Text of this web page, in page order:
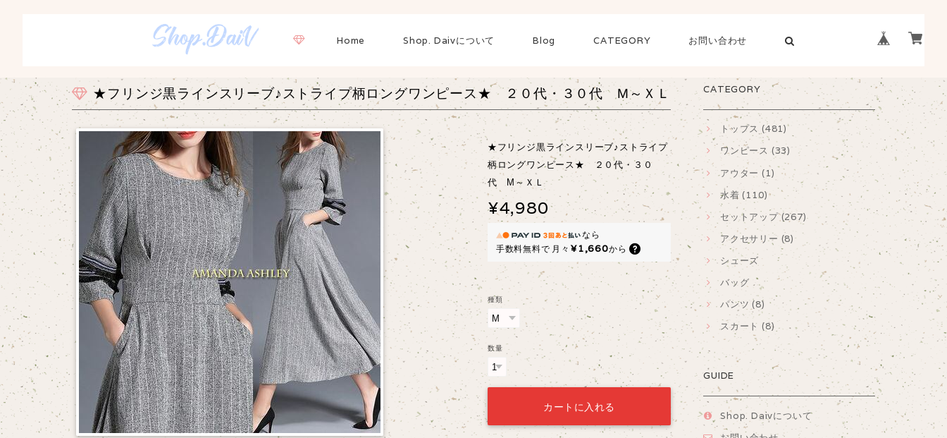
Home Shop. Daivについて Blog CATEGORY お問い合わせ
★フリンジ黒ラインスリーブ♪ストライプ柄ロングワンピース★ ２０代・３０代 М～ＸＬ
★フリンジ黒ラインスリーブ♪ストライプ
柄ロングワンピース★ ２０代・３０
代 М～ＸＬ
¥4,980
なら
手数料無料で 月々 ¥1,660から
種類
数量
カートに入れる
CATEGORY
トップス (481)
ワンピース (33)
アウター (1)
水着 (110)
セットアップ (267)
アクセサリー (8)
シューズ
バッグ
パンツ (8)
スカート (8)
GUIDE
Shop. Daivについて